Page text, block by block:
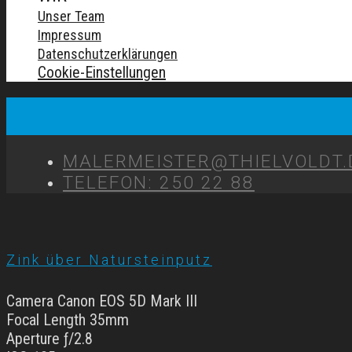
Unser Team
Impressum
Datenschutzerklärungen
Cookie-Einstellungen
TELEFON: 250 22 88
Zink über Natursteinputz
Camera Canon EOS 5D Mark III
Focal Length 35mm
Aperture ƒ/2.8